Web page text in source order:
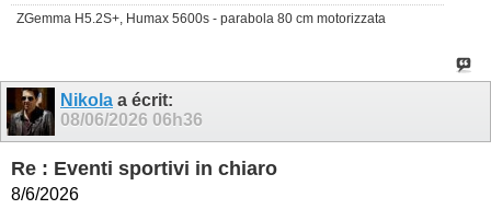
ZGemma H5.2S+, Humax 5600s - parabola 80 cm motorizzata
Nikola a écrit:
08/06/2026 06h36
Re : Eventi sportivi in chiaro
8/6/2026